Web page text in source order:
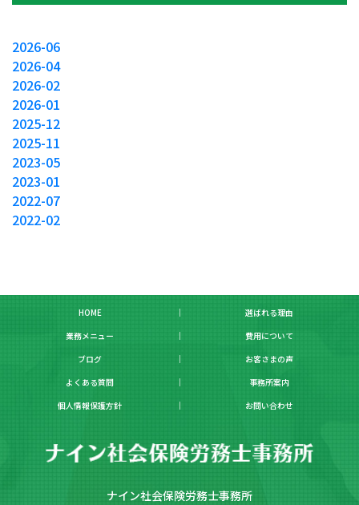
2026-06
2026-04
2026-02
2026-01
2025-12
2025-11
2023-05
2023-01
2022-07
2022-02
HOME 選ばれる理由
業務メニュー 費用について
ブログ お客さまの声
よくある質問 事務所案内
個人情報保護方針 お問い合わせ
ナイン社会保険労務士事務所